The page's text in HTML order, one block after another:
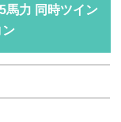
馬力 同時ツイン
ン